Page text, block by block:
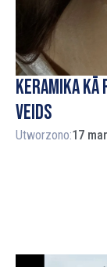
Keramika kā
veids
Utworzono:17